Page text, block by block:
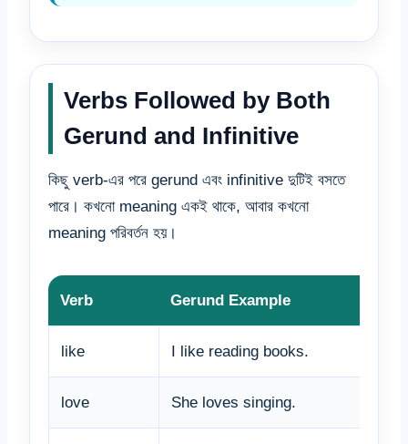
Verbs Followed by Both
Gerund and Infinitive
কিছু verb-এর পরে gerund এবং infinitive দুটিই বসতে
পারে। কখনো meaning একই থাকে, আবার কখনো
meaning পরিবর্তন হয়।
Verb Gerund Example
like I like reading books.
love She loves singing.